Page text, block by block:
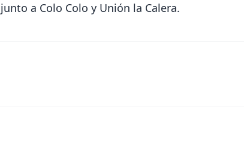
a Colo Colo y Unión la Calera.